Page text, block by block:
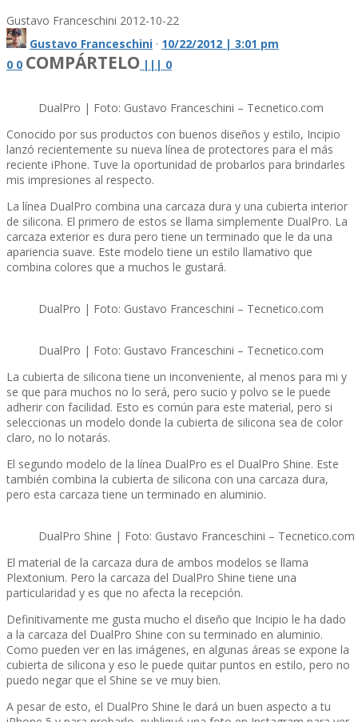
Gustavo Franceschini 2012-10-22
Gustavo Franceschini · 10/22/2012 | 3:01 pm
0 0 COMPÁRTELO | | | 0
DualPro | Foto: Gustavo Franceschini – Tecnetico.com
Conocido por sus productos con buenos diseños y estilo, Incipio
lanzó recientemente su nueva lí­nea de protectores para el más
reciente iPhone. Tuve la oportunidad de probarlos para brindarles
mis impresiones al respecto.
La lí­nea DualPro combina una carcaza dura y una cubierta interior
de silicona. El primero de estos se llama simplemente DualPro. La
carcaza exterior es dura pero tiene un terminado que le da una
apariencia suave. Este modelo tiene un estilo llamativo que
combina colores que a muchos le gustará.
DualPro | Foto: Gustavo Franceschini – Tecnetico.com
DualPro | Foto: Gustavo Franceschini – Tecnetico.com
La cubierta de silicona tiene un inconveniente, al menos para mi y
se que para muchos no lo será, pero sucio y polvo se le puede
adherir con facilidad. Esto es común para este material, pero si
seleccionas un modelo donde la cubierta de silicona sea de color
claro, no lo notarás.
El segundo modelo de la lí­nea DualPro es el DualPro Shine. Este
también combina la cubierta de silicona con una carcaza dura,
pero esta carcaza tiene un terminado en aluminio.
DualPro Shine | Foto: Gustavo Franceschini – Tecnetico.com
El material de la carcaza dura de ambos modelos se llama
Plextonium. Pero la carcaza del DualPro Shine tiene una
particularidad y es que no afecta la recepción.
Definitivamente me gusta mucho el diseño que Incipio le ha dado
a la carcaza del DualPro Shine con su terminado en aluminio.
Como pueden ver en las imágenes, en algunas áreas se expone la
cubierta de silicona y eso le puede quitar puntos en estilo, pero no
puedo negar que el Shine se ve muy bien.
A pesar de esto, el DualPro Shine le dará un buen aspecto a tu